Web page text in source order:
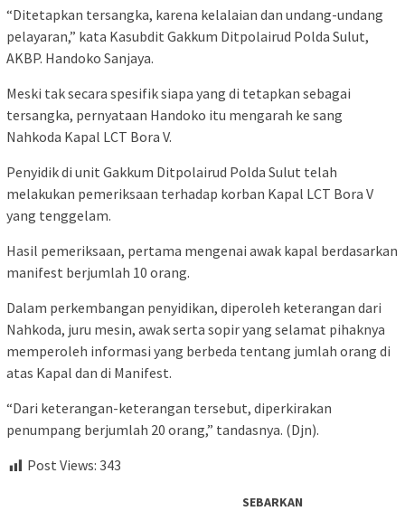
“Ditetapkan tersangka, karena kelalaian dan undang-undang
pelayaran,” kata Kasubdit Gakkum Ditpolairud Polda Sulut,
AKBP. Handoko Sanjaya.
Meski tak secara spesifik siapa yang di tetapkan sebagai
tersangka, pernyataan Handoko itu mengarah ke sang
Nahkoda Kapal LCT Bora V.
Penyidik di unit Gakkum Ditpolairud Polda Sulut telah
melakukan pemeriksaan terhadap korban Kapal LCT Bora V
yang tenggelam.
Hasil pemeriksaan, pertama mengenai awak kapal berdasarkan
manifest berjumlah 10 orang.
Dalam perkembangan penyidikan, diperoleh keterangan dari
Nahkoda, juru mesin, awak serta sopir yang selamat pihaknya
memperoleh informasi yang berbeda tentang jumlah orang di
atas Kapal dan di Manifest.
“Dari keterangan-keterangan tersebut, diperkirakan
penumpang berjumlah 20 orang,” tandasnya. (Djn).
Post Views: 343
SEBARKAN